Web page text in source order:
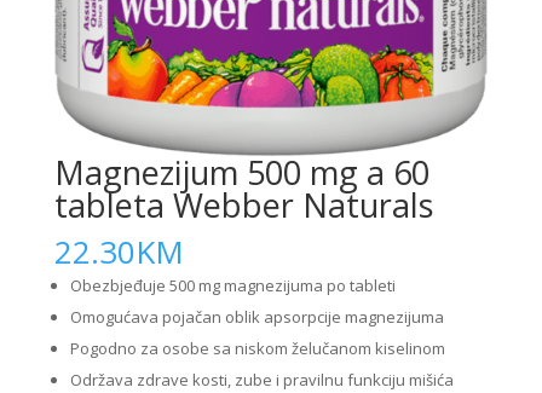
Magnezijum 500 mg a 60
tableta Webber Naturals
22.30KM
Obezbjeđuje 500 mg magnezijuma po tableti
Omogućava pojačan oblik apsorpcije magnezijuma
Pogodno za osobe sa niskom želučanom kiselinom
Održava zdrave kosti, zube i pravilnu funkciju mišića